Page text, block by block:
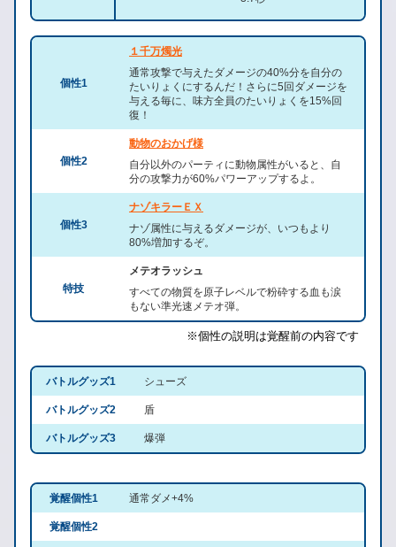
個性1
１千万燭光
通常攻撃で与えたダメージの40%分を自分の
たいりょくにするんだ！さらに5回ダメージを
与える毎に、味方全員のたいりょくを15%回
復！
個性2
動物のおかげ様
自分以外のパーティに動物属性がいると、自
分の攻撃力が60%パワーアップするよ。
個性3
ナゾキラーＥＸ
ナゾ属性に与えるダメージが、いつもより
80%増加するぞ。
特技
メテオラッシュ
すべての物質を原子レベルで粉砕する血も涙
もない準光速メテオ弾。
※個性の説明は覚醒前の内容です
バトルグッズ1 シューズ
バトルグッズ2 盾
バトルグッズ3 爆弾
覚醒個性1 通常ダメ+4%
覚醒個性2